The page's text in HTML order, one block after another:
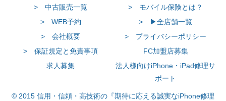
> 中古販売一覧
> モバイル保険とは？
> WEB予約
> ▶全店舗一覧
> 会社概要
> プライバシーポリシー
> 保証規定と免責事項
FC加盟店募集
求人募集
法人様向けiPhone・iPad修理サ
ポート
© 2015 信用・信頼・高技術の『期待に応える誠実なiPhone修理